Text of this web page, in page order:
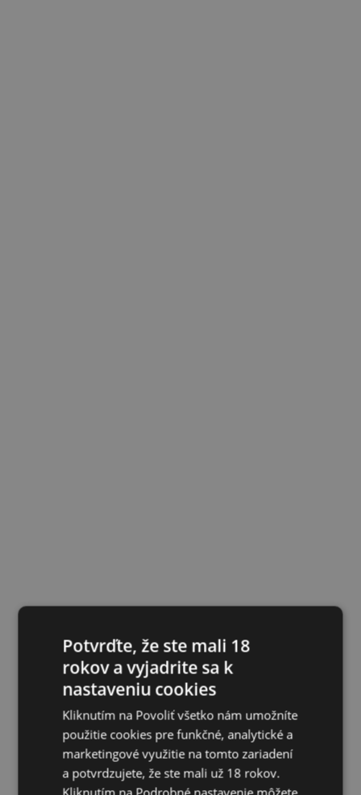
Potvrďte, že ste mali 18
rokov a vyjadrite sa k
nastaveniu cookies
Kliknutím na Povoliť všetko nám umožníte
použitie cookies pre funkčné, analytické a
marketingové využitie na tomto zariadení
a potvrdzujete, že ste mali už 18 rokov.